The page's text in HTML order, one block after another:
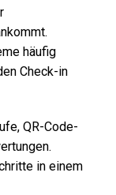
häufig
Check-in
QR-Code-
in einem